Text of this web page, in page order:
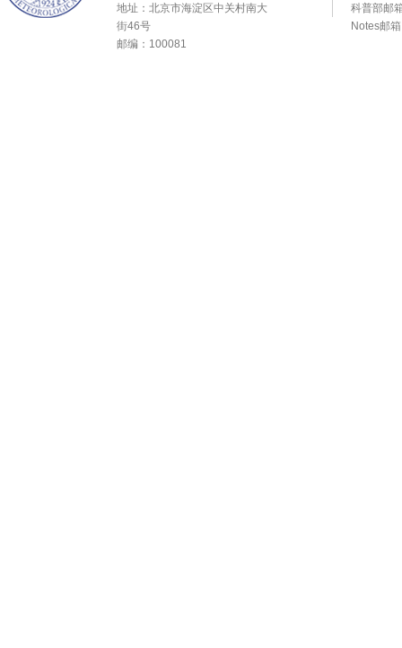
地址：北京市海淀区中关村南大
街46号
邮编：100081
科普部邮
Notes邮